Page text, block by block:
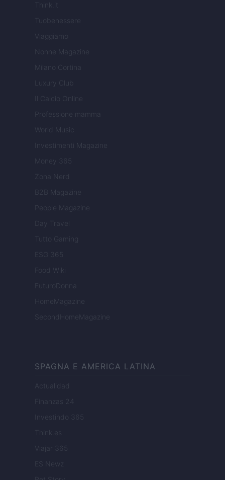
Think.it
Tuobenessere
Viaggiamo
Nonne Magazine
Milano Cortina
Luxury Club
Il Calcio Online
Professione mamma
World Music
Investimenti Magazine
Money 365
Zona Nerd
B2B Magazine
People Magazine
Day Travel
Tutto Gaming
ESG 365
Food Wiki
FuturoDonna
HomeMagazine
SecondHomeMagazine
SPAGNA E AMERICA LATINA
Actualidad
Finanzas 24
Investindo 365
Think.es
Viajar 365
ES Newz